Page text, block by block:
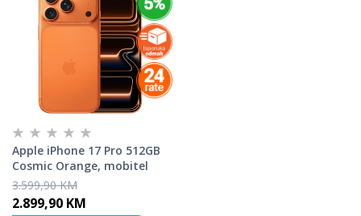
Apple iPhone 17 Pro 512GB
Cosmic Orange, mobitel
3.599,90 KM
2.899,90 KM